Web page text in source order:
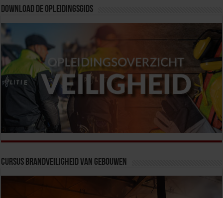
Download de opleidingsgids
Cursus Brandveiligheid van Gebouwen